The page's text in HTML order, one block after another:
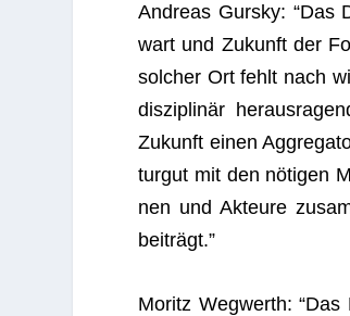
Andreas Gursky: “Das
wart und Zukunft der
sol­cher Ort fehlt nach
dis­zi­pli­när
Zukunft einen
tur­gut mit den nöti­gen
nen und Akteure
beiträgt.”
Moritz Weg­werth: